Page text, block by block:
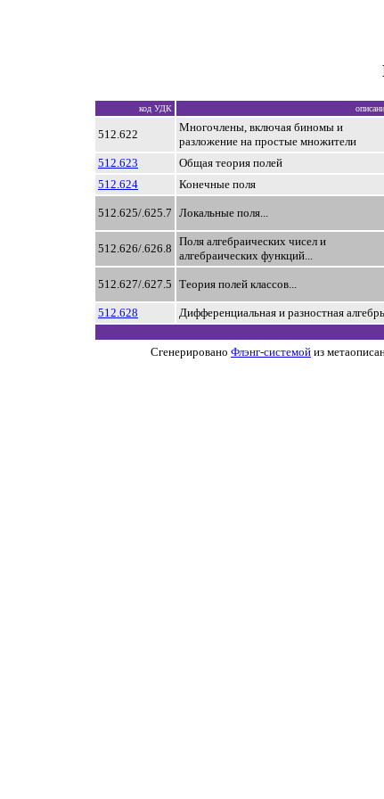
код УДК
512.622
Многочлены, включая биномы и
разложение на простые множители
512.623
Общая теория полей
512.624
Конечные поля
512.625/.625.7 Локальные поля...
512.626/.626.8
Поля алгебраических чисел и
алгебраических функций...
512.627/.627.5 Теория полей классов...
512.628
Дифференциальная и разностная
Сгенерировано Флэнг-системой из